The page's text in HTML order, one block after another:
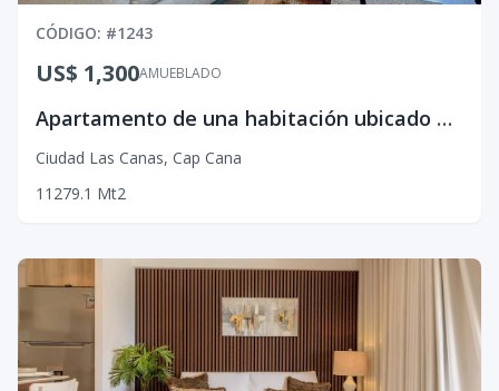
CÓDIGO: #1243
AMUEBLADO
US$ 1,300
Apartamento de una habitación ubicado en Ciudad las Canas
Ciudad Las Canas, Cap Cana
1 1 279.1 Mt2